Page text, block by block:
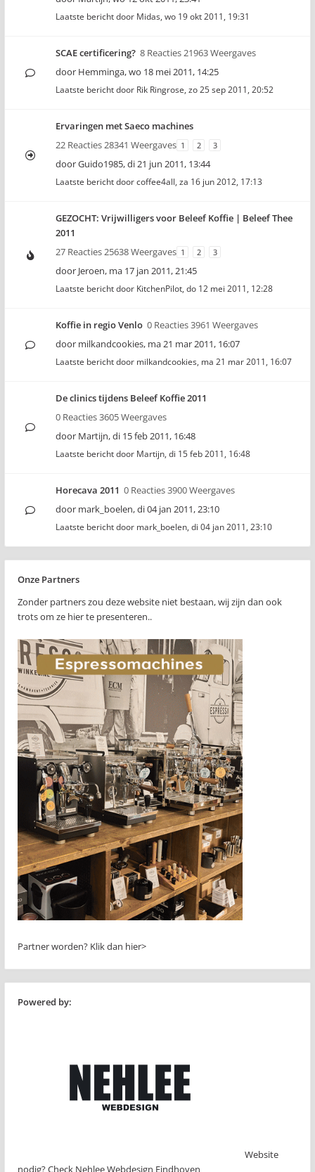
Laatste bericht door Midas, wo 19 okt 2011, 19:31
SCAE certificering? 8 Reacties 21963 Weergaves
door Hemminga,wo 18 mei 2011, 14:25
Laatste bericht door Rik Ringrose, zo 25 sep 2011, 20:52
Ervaringen met Saeco machines
22 Reacties 28341 Weergaves 1 2 3
doorGuido1985,di 21 jun 2011, 13:44
Laatste bericht doorcoffee4all, za 16 jun 2012, 17:13
GEZOCHT: Vrijwilligers voor Beleef Koffie | Beleef Thee
2011
27 Reacties 25638 Weergaves 1 2 3
door Jeroen, ma 17 jan 2011, 21:45
Laatste bericht door KitchenPilot, do 12 mei 2011, 12:28
Koffie in regio Venlo 0 Reacties 3961 Weergaves
door milkandcookies, ma 21 mar 2011, 16:07
Laatste bericht door milkandcookies, ma 21 mar 2011, 16:07
De clinics tijdens Beleef Koffie 2011
0 Reacties 3605 Weergaves
door Martijn,di 15 feb 2011, 16:48
Laatste bericht door Martijn, di 15 feb 2011, 16:48
Horecava 2011 0 Reacties 3900 Weergaves
door mark_boelen,di 04 jan 2011, 23:10
Laatste bericht door mark_boelen, di 04 jan 2011, 23:10
Onze Partners
Zonder partners zou deze website niet bestaan, wij zijn dan ook
trots om ze hier te presenteren..
Partner worden? Klik dan hier>
Powered by:
Website
nodig? Check Nehlee Webdesign Eindhoven